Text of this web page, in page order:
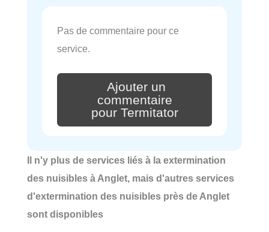
Pas de commentaire pour ce
service.
Ajouter un
commentaire
pour Termitator
Il n'y plus de services liés à la extermination
des nuisibles à Anglet, mais d'autres services
d'extermination des nuisibles près de Anglet
sont disponibles